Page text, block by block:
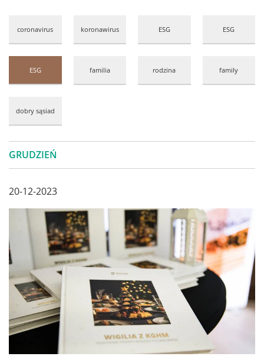
coronavirus koronawirus ESG ESG
ESG familia rodzina family
dobry sąsiad
GRUDZIEŃ
20-12-2023